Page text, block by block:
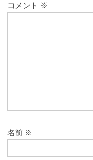
コメント ※
名前 ※